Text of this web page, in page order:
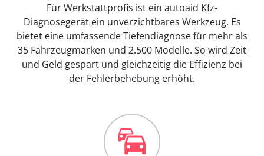
Für Werkstattprofis ist ein autoaid Kfz-
Diagnosegerät ein unverzichtbares Werkzeug. Es
bietet eine umfassende Tiefendiagnose für mehr als
35 Fahrzeugmarken und 2.500 Modelle. So wird Zeit
und Geld gespart und gleichzeitig die Effizienz bei
der Fehlerbehebung erhöht.